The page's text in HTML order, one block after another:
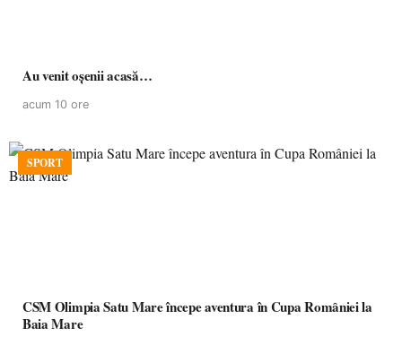
Au venit oșenii acasă…
acum 10 ore
SPORT
CSM Olimpia Satu Mare începe aventura în Cupa României la
Baia Mare